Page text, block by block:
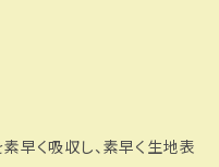
早く吸収し、素早く生地表